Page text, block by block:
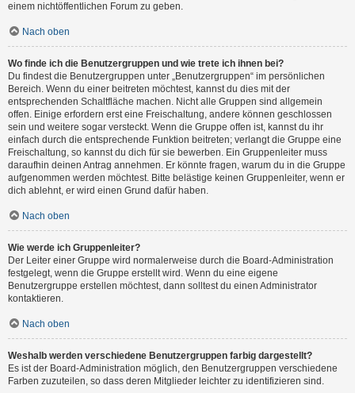
einem nichtöffentlichen Forum zu geben.
Nach oben
Wo finde ich die Benutzergruppen und wie trete ich ihnen bei?
Du findest die Benutzergruppen unter „Benutzergruppen“ im persönlichen
Bereich. Wenn du einer beitreten möchtest, kannst du dies mit der
entsprechenden Schaltfläche machen. Nicht alle Gruppen sind allgemein
offen. Einige erfordern erst eine Freischaltung, andere können geschlossen
sein und weitere sogar versteckt. Wenn die Gruppe offen ist, kannst du ihr
einfach durch die entsprechende Funktion beitreten; verlangt die Gruppe eine
Freischaltung, so kannst du dich für sie bewerben. Ein Gruppenleiter muss
daraufhin deinen Antrag annehmen. Er könnte fragen, warum du in die Gruppe
aufgenommen werden möchtest. Bitte belästige keinen Gruppenleiter, wenn er
dich ablehnt, er wird einen Grund dafür haben.
Nach oben
Wie werde ich Gruppenleiter?
Der Leiter einer Gruppe wird normalerweise durch die Board-Administration
festgelegt, wenn die Gruppe erstellt wird. Wenn du eine eigene
Benutzergruppe erstellen möchtest, dann solltest du einen Administrator
kontaktieren.
Nach oben
Weshalb werden verschiedene Benutzergruppen farbig dargestellt?
Es ist der Board-Administration möglich, den Benutzergruppen verschiedene
Farben zuzuteilen, so dass deren Mitglieder leichter zu identifizieren sind.